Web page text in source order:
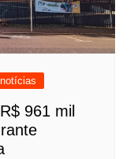
961 mil